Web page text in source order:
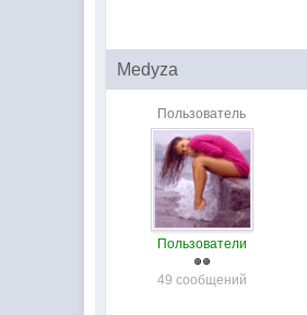
Medyza
Пользователь
Пользователи
49 сообщений